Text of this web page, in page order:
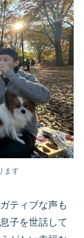
ます
ティブな声も
子を世話して